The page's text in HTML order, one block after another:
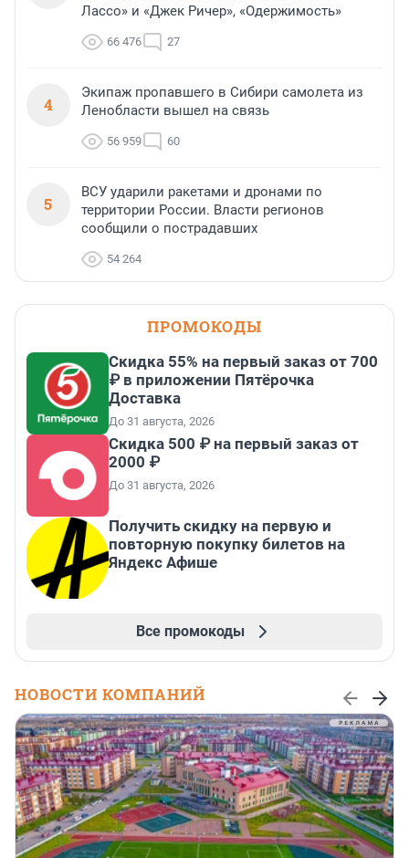
Лассо» и «Джек Ричер», «Одержимость»
66 476 27
4
Экипаж пропавшего в Сибири самолета из
Ленобласти вышел на связь
56 959 60
5
ВСУ ударили ракетами и дронами по
территории России. Власти регионов
сообщили о пострадавших
54 264
ПРОМОКОДЫ
Скидка 55% на первый заказ от 700
₽ в приложении Пятёрочка
Доставка
До 31 августа, 2026
Скидка 500 ₽ на первый заказ от
2000 ₽
До 31 августа, 2026
Получить скидку на первую и
повторную покупку билетов на
Яндекс Афише
Все промокоды
НОВОСТИ КОМПАНИЙ